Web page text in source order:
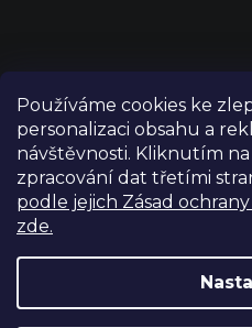
Používáme cookies ke
personalizaci obsahu a
návštěvnosti. Kliknutím
zpracování dat třetími
podle jejich Zásad
zde.
Copyright 2026FILM-
Upravit